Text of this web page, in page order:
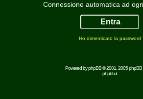
Connessione automatica ad
Ho dimenticato la password
Powered byphpBB© 2001, 2005 phpBB
phpbb.it